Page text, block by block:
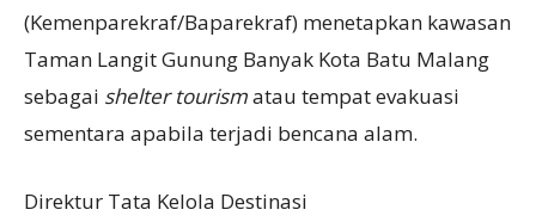
(Kemenparekraf/Baparekraf) menetapkan kawasan
Taman Langit Gunung Banyak Kota Batu Malang
sebagai shelter tourismatau tempat evakuasi
sementara apabila terjadi bencana alam.
Direktur Tata Kelola Destinasi